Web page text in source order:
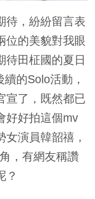
待，紛紛留言表
位的美貌對我眼
待田柾國的夏日
的Solo活動，
宣了，既然都已
好好拍這個mv
演員韓韶禧，
，有網友稱讚
？